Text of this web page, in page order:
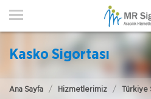
ANA SAYFA
POLIÇE HATIRLAT
Kasko Sigortası
Ana Sayfa Hizmetlerimiz Türkiye